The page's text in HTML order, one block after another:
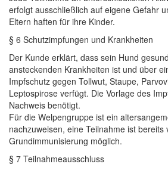
erfolgt ausschließlich auf eigene Gefahr
Eltern haften für ihre Kinder.
§ 6 Schutzimpfungen und Krankheiten
Der Kunde erklärt, dass sein Hund
ansteckenden Krankheiten ist und über
Impfschutz gegen Tollwut, Staupe,
Leptospirose verfügt. Die Vorlage des
Nachweis benötigt.
Für die Welpengruppe ist ein
nachzuweisen, eine Teilnahme ist bereits
Grundimmunisierung möglich.
§ 7 Teilnahmeausschluss